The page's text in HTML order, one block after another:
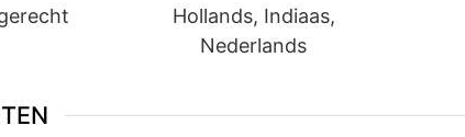
Hollands, Indiaas,
Nederlands